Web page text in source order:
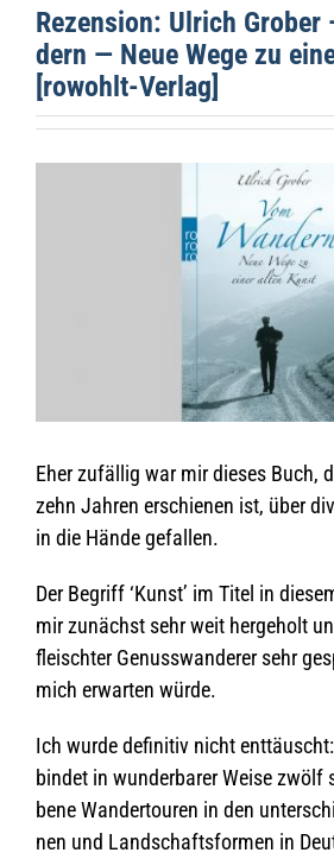
Rezen­sion: Ulrich Gro­ber
dern — Neue Wege zu
[rowohlt-Ver­lag]
Eher zufäl­lig war mir die­ses Buch,
zehn Jah­ren erschie­nen ist, über
in die Hände gefallen.
Der Begriff ‘Kunst’ im Titel in
mir zunächst sehr weit her­ge­holt
fleisch­ter Genuss­wan­de­rer sehr
mich erwar­ten würde.
Ich wurde defi­ni­tiv nicht
bin­det in wun­der­ba­rer Weise zwölf
bene Wan­der­tou­ren in den
nen und Land­schafts­for­men in